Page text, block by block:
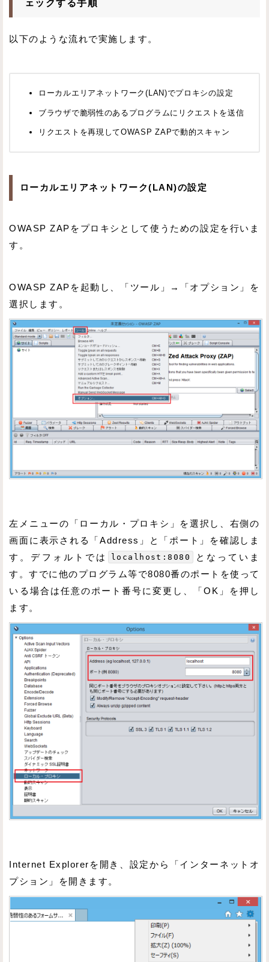
以下のような流れで実施します。
ローカルエリアネットワーク(LAN)でプロキシの設定
ブラウザで脆弱性のあるプログラムにリクエストを送信
リクエストを再現してOWASP ZAPで動的スキャン
ローカルエリアネットワーク(LAN)の設定
OWASP ZAPをプロキシとして使うための設定を行いま
す。
OWASP ZAPを起動し、「ツール」→「オプション」を
選択します。
左メニューの「ローカル・プロキシ」を選択し、右側の
画面に表示される「Address」と「ポート」を確認しま
す。デフォルトでは
localhost:8080
となっていま
す。すでに他のプログラム等で8080番のポートを使って
いる場合は任意のポート番号に変更し、「OK」を押し
ます。
Internet Explorerを開き、設定から「インターネットオ
プション」を開きます。